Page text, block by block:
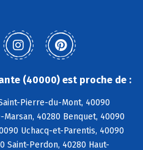
(40000) est proche de :
Pierre-du-Mont, 40090
40280 Benquet, 40090
Uchacq-et-Parentis, 40090
Saint-Perdon, 40280 Haut-